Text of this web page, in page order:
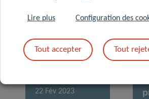
épisiotomies
dans le dernier
Perinatal
Health
22 Fév 2023
Lire plus Configuration des
Tout accepter Tout